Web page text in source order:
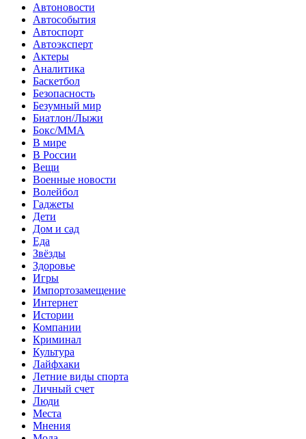
Автоновости
Автособытия
Автоспорт
Автоэксперт
Актеры
Аналитика
Баскетбол
Безопасность
Безумный мир
Биатлон/Лыжи
Бокс/MMA
В мире
В России
Вещи
Военные новости
Волейбол
Гаджеты
Дети
Дом и сад
Еда
Звёзды
Здоровье
Игры
Импортозамещение
Интернет
Истории
Компании
Криминал
Культура
Лайфхаки
Летние виды спорта
Личный счет
Люди
Места
Мнения